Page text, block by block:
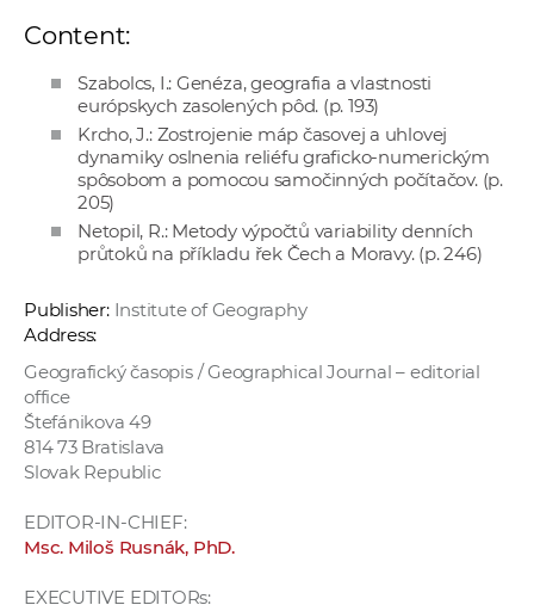
Content:
Szabolcs, I.: Genéza, geografia a vlastnosti
európskych zasolených pôd. (p. 193)
Krcho, J.: Zostrojenie máp časovej a uhlovej
dynamiky oslnenia reliéfu graficko-numerickým
spôsobom a pomocou samočinných počítačov. (p.
205)
Netopil, R.: Metody výpočtů variability denních
průtoků na příkladu řek Čech a Moravy. (p. 246)
Publisher: Institute of Geography
Address:
Geografický časopis / Geographical Journal – editorial
office
Štefánikova 49
814 73 Bratislava
Slovak Republic
EDITOR-IN-CHIEF:
Msc. Miloš Rusnák, PhD.
EXECUTIVE EDITORs: